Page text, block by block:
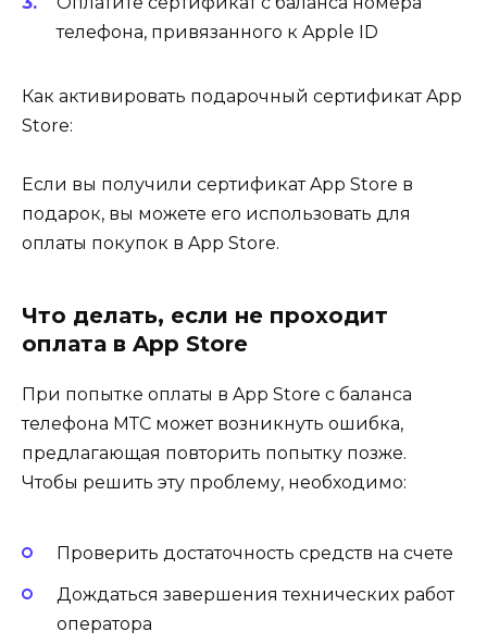
телефона, привязанного к Apple ID
Как активировать подарочный сертификат App
Store:
Если вы получили сертификат App Store в
подарок, вы можете его использовать для
оплаты покупок в App Store.
Что делать, если не проходит
оплата в App Store
При попытке оплаты в App Store с баланса
телефона МТС может возникнуть ошибка,
предлагающая повторить попытку позже.
Чтобы решить эту проблему, необходимо:
Проверить достаточность средств на счете
Дождаться завершения технических работ
оператора